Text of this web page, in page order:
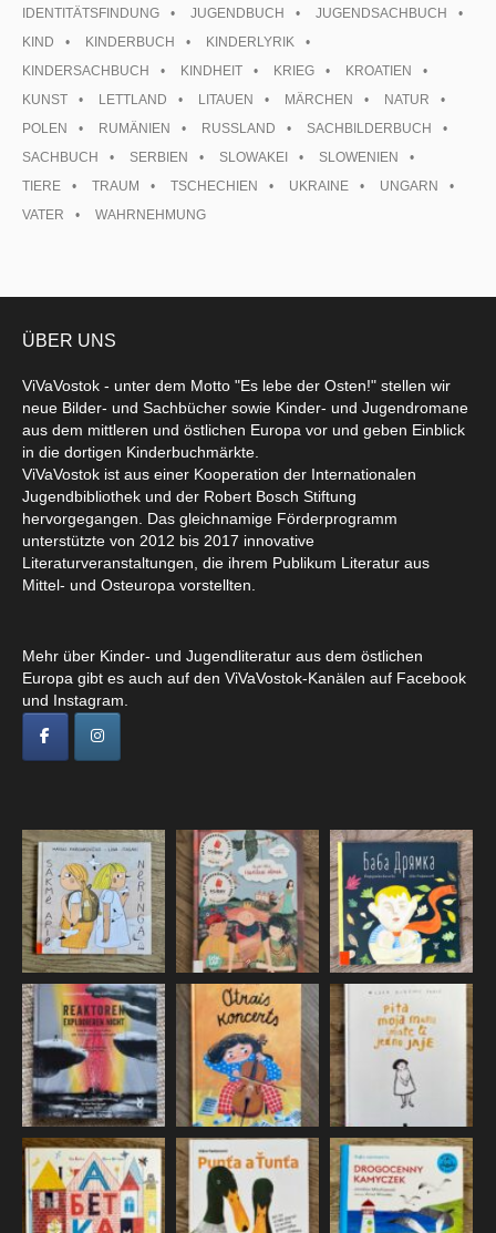
IDENTITÄTSFINDUNG
JUGENDBUCH
JUGENDSACHBUCH
KIND
KINDERBUCH
KINDERLYRIK
KINDERSACHBUCH
KINDHEIT KRIEG
KROATIEN
KUNST
LETTLAND LITAUEN MÄRCHEN
NATUR
POLEN
RUMÄNIEN RUSSLAND
SACHBILDERBUCH
SACHBUCH
SERBIEN SLOWAKEI
SLOWENIEN
TIERE
TRAUM TSCHECHIEN UKRAINE
UNGARN
VATER
WAHRNEHMUNG
ÜBER UNS
ViVaVostok - unter dem Motto "Es lebe der Osten!" stellen wir
neue Bilder- und Sachbücher sowie Kinder- und Jugendromane
aus dem mittleren und östlichen Europa vor und geben Einblick
in die dortigen Kinderbuchmärkte.
ViVaVostok ist aus einer Kooperation der Internationalen
Jugendbibliothek und der Robert Bosch Stiftung
hervorgegangen. Das gleichnamige Förderprogramm
unterstützte von 2012 bis 2017 innovative
Literaturveranstaltungen, die ihrem Publikum Literatur aus
Mittel- und Osteuropa vorstellten.
Mehr über Kinder- und Jugendliteratur aus dem östlichen
Europa gibt es auch auf den ViVaVostok-Kanälen auf Facebook
und Instagram.